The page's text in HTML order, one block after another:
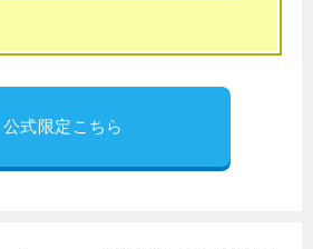
公式限定こちら